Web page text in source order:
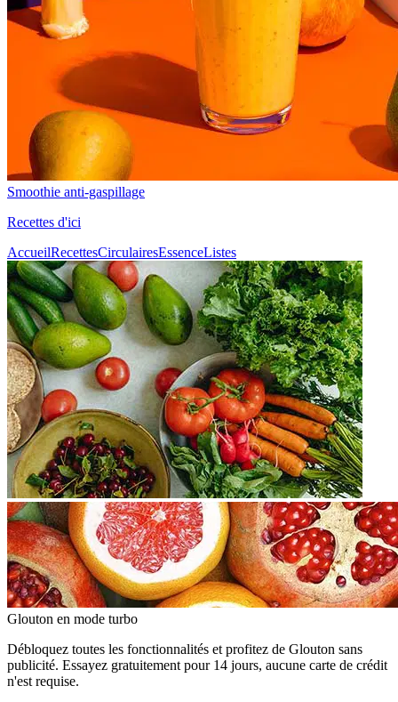
Smoothie anti-gaspillage
Recettes d'ici
AccueilRecettesCirculairesEssenceListes
Glouton en mode turbo
Débloquez toutes les fonctionnalités et profitez de Glouton sans
publicité. Essayez gratuitement pour 14 jours, aucune carte de crédit
n'est requise.